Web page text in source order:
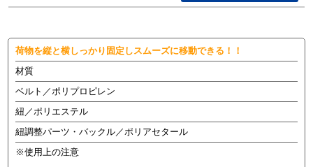
荷物を縦と横しっかり固定しスムーズに移動できる！！
材質
ベルト／ポリプロピレン
紐／ポリエステル
紐調整パーツ・バックル／ポリアセタール
※使用上の注意